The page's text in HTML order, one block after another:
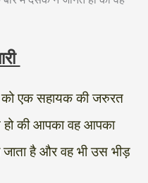
एक सहायक की जरुरत
हो की आपका वह आपका
जाता है और वह भी उस भीड़